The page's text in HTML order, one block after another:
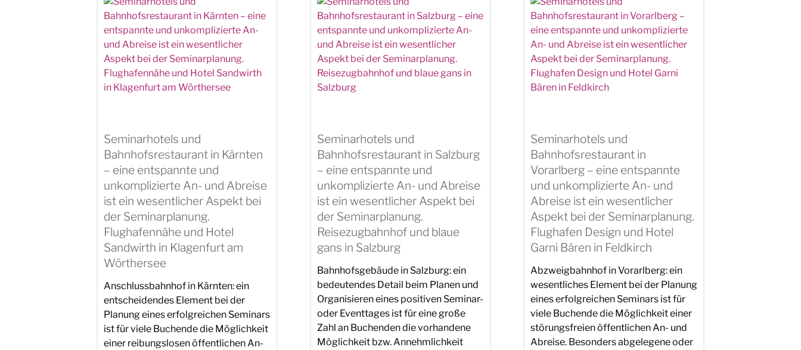
Seminarhotels und
Bahnhofsrestaurant in Kärnten
– eine entspannte und
unkomplizierte An- und Abreise
ist ein wesentlicher Aspekt bei
der Seminarplanung.
Flughafennähe und Hotel
Sandwirth in Klagenfurt am
Wörthersee
Anschlussbahnhof in Kärnten: ein
entscheidendes Element bei der
Planung eines erfolgreichen Seminars
ist für viele Buchende die Möglichkeit
einer reibungslosen öffentlichen An-
Seminarhotels und
Bahnhofsrestaurant in Salzburg
– eine entspannte und
unkomplizierte An- und Abreise
ist ein wesentlicher Aspekt bei
der Seminarplanung.
Reisezugbahnhof und blaue
gans in Salzburg
Bahnhofsgebäude in Salzburg: ein
bedeutendes Detail beim Planen und
Organisieren eines positiven Seminar-
oder Eventtages ist für eine große
Zahl an Buchenden die vorhandene
Möglichkeit bzw. Annehmlichkeit
Seminarhotels und
Bahnhofsrestaurant in
Vorarlberg – eine entspannte
und unkomplizierte An- und
Abreise ist ein wesentlicher
Aspekt bei der Seminarplanung.
Flughafen Design und Hotel
Garni Bären in Feldkirch
Abzweigbahnhof in Vorarlberg: ein
wesentliches Element bei der Planung
eines erfolgreichen Seminars ist für
viele Buchende die Möglichkeit einer
störungsfreien öffentlichen An- und
Abreise. Besonders abgelegene oder